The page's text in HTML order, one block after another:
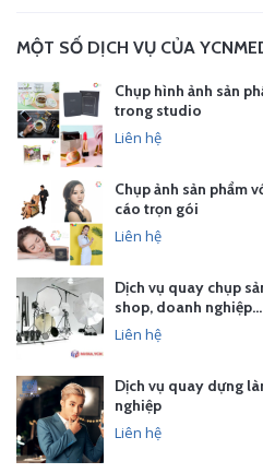
MỘT SỐ DỊCH VỤ CỦA
Chụp hình ảnh sản
trong studio
Liên hệ
Chụp ảnh sản phẩm
cáo trọn gói
Liên hệ
Dịch vụ quay chụp
shop, doanh nghiệp…
Liên hệ
Dịch vụ quay dựng
nghiệp
Liên hệ